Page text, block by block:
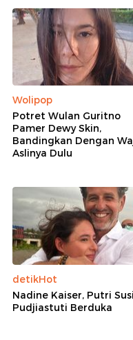
Wolipop
Potret Wulan Guritno
Pamer Dewy Skin,
Bandingkan Dengan
Aslinya Dulu
detikHot
Nadine Kaiser, Putri Susi
Pudjiastuti Berduka